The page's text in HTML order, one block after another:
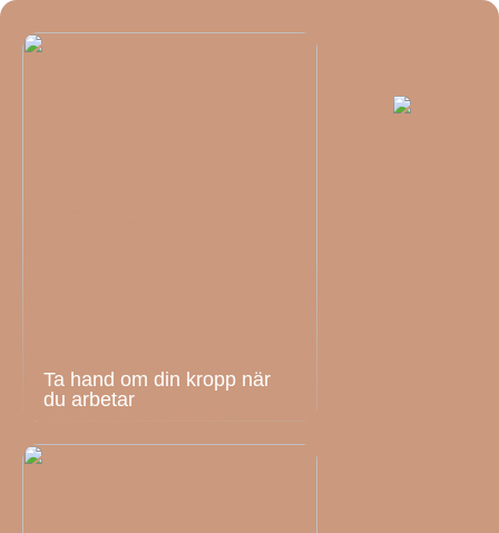
Ta hand om din kropp när
du arbetar